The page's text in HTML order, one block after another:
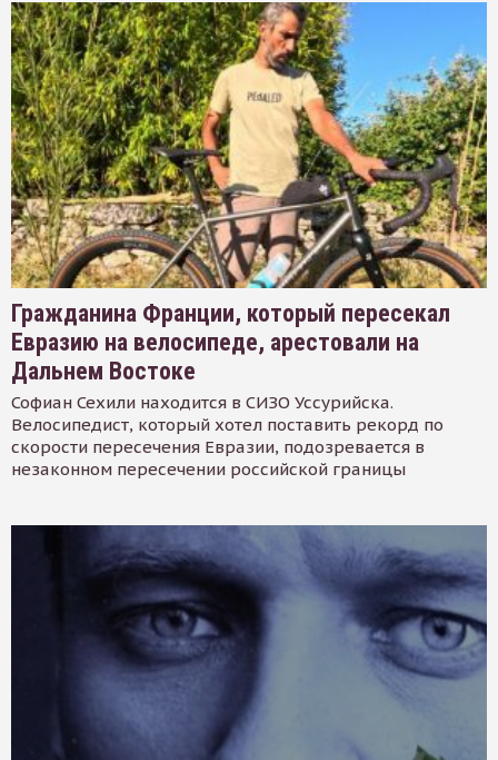
Гражданина Франции, который пересекал
Евразию на велосипеде, арестовали на
Дальнем Востоке
Софиан Сехили находится в СИЗО Уссурийска.
Велосипедист, который хотел поставить рекорд по
скорости пересечения Евразии, подозревается в
незаконном пересечении российской границы